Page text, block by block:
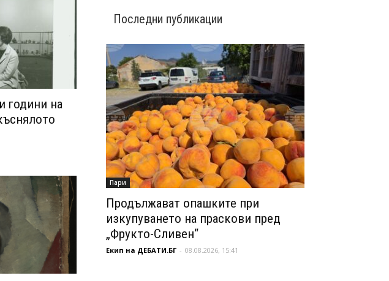
години на
Последни публикации
Пари
Продължават опашките при
изкупуването на праскови пред
„Фрукто-Сливен“
Екип на ДЕБАТИ.БГ - 08.08.2026, 15:41